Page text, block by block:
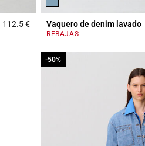
from
112.5 €3,1 out of 5 Customer Rating
Vaquero de denim lavado
REBAJAS
-50%
-50%